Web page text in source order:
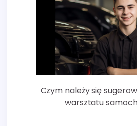
Czym należy się
warsztatu